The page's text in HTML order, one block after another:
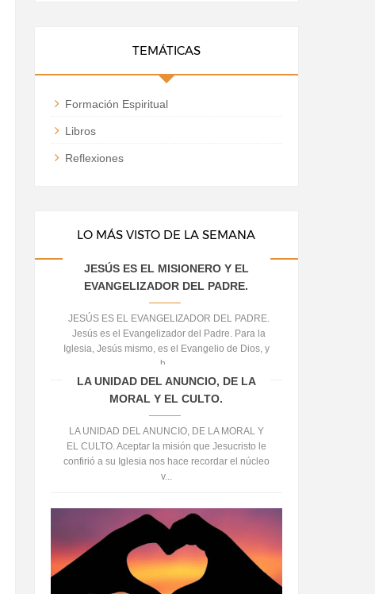
TEMÁTICAS
Formación Espiritual
Libros
Reflexiones
LO MÁS VISTO DE LA SEMANA
JESÚS ES EL MISIONERO Y EL
EVANGELIZADOR DEL PADRE.
JESÚS ES EL EVANGELIZADOR DEL PADRE.
Jesús es el Evangelizador del Padre. Para la
Iglesia, Jesús mismo, es el Evangelio de Dios, y
h...
LA UNIDAD DEL ANUNCIO, DE LA
MORAL Y EL CULTO.
LA UNIDAD DEL ANUNCIO, DE LA MORAL Y
EL CULTO. Aceptar la misión que Jesucristo le
confirió a su Iglesia nos hace recordar el núcleo
v...